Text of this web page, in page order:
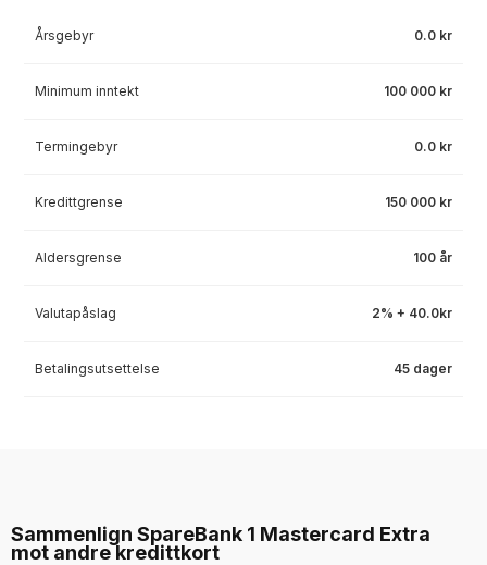
Årsgebyr 0.0 kr
Minimum inntekt 100 000 kr
Termingebyr 0.0 kr
Kredittgrense 150 000 kr
Aldersgrense 100 år
Valutapåslag 2% + 40.0kr
Betalingsutsettelse 45 dager
Sammenlign SpareBank 1 Mastercard Extra
mot andre kredittkort